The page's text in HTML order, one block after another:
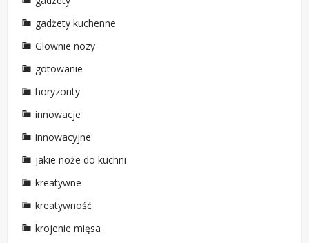
gadżety kuchenne
Glownie nozy
gotowanie
horyzonty
innowacje
innowacyjne
jakie noże do kuchni
kreatywne
kreatywność
krojenie mięsa